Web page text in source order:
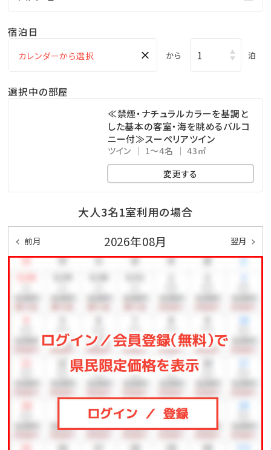
は、ご利用をお断りさせていただく場合もございます。
更させて頂く場合がございます。
ご利用の前にホテル公式ホームページ又はホテルま
で直接お問合せください。
◆各種注意点や詳細は、公式HPにてご確認ください☆
宿泊日
× から 泊
選択中の部屋
≪禁煙・ナチュラルカラーを基調と
した基本の客室・海を眺めるバルコ
ニー付≫スーペリアツイン
ツイン 1～4名
43㎡
変更する
大人3名1室利用の場合
前月 2026年08月 翌月